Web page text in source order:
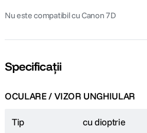
Nu este compatibil cu Canon 7D
Specificații
OCULARE / VIZOR UNGHIULAR
Tip cu dioptrie